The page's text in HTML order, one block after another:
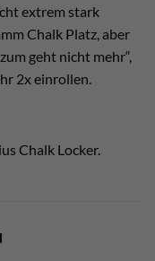
extrem stark
Chalk Platz, aber
geht nicht mehr“,
2x einrollen.
Chalk Locker.